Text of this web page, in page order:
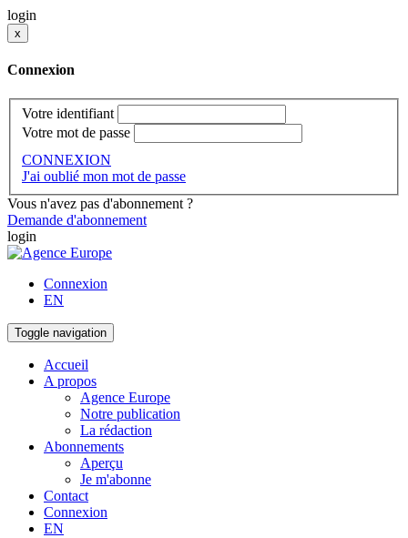
login
x
Connexion
Votre identifiant
Votre mot de passe
CONNEXION
J'ai oublié mon mot de passe
Vous n'avez pas d'abonnement ?
Demande d'abonnement
login
Connexion
EN
Toggle navigation
Accueil
A propos
Agence Europe
Notre publication
La rédaction
Abonnements
Aperçu
Je m'abonne
Contact
Connexion
EN